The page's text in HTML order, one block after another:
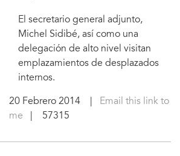
El secretario general adjunto,
Michel Sidibé, así como una
delegación de alto nivel visitan
emplazamientos de desplazados
internos.
20 Febrero 2014|
Email this link to
me | 57315